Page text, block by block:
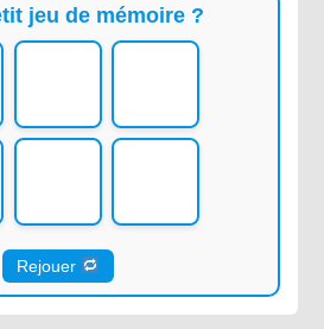
jeu de mémoire ?
Rejouer